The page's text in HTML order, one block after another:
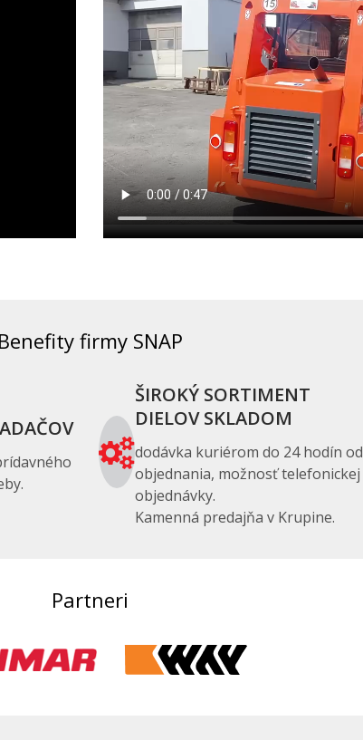
Benefity firmy SNAP
ŠIROKÝ SORTIMENT
DIELOV SKLADOM
dodávka kuriérom do 24 hodín od
objednania, možnosť telefonickej
objednávky.
Kamenná predajňa v Krupine.
Partneri